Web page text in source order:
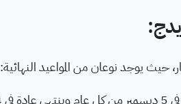
حيث يوجد نوعان من المواعيد النهائية: